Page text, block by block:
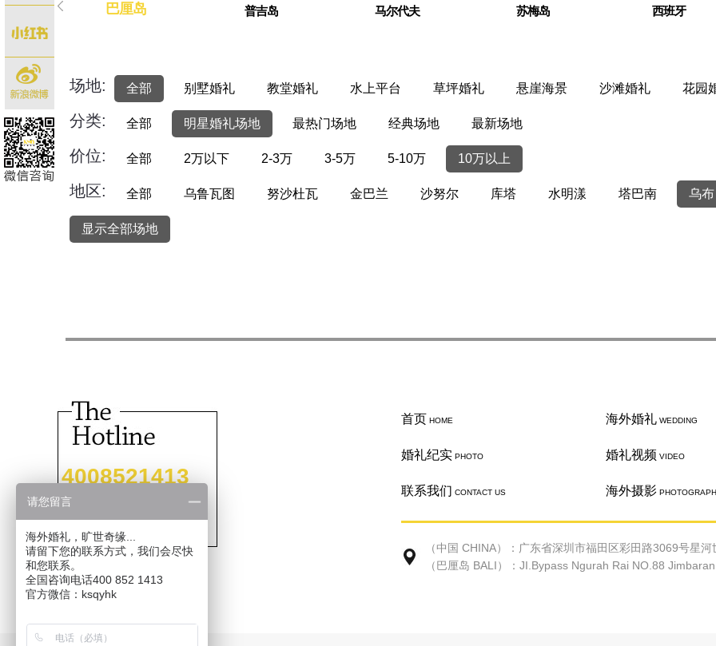
巴厘岛 普吉岛 马尔代夫 苏梅岛 西班牙
场地: 全部 别墅婚礼 教堂婚礼 水上平台 草坪婚礼 悬崖海景 沙滩婚礼 花园
分类: 全部 明星婚礼场地 最热门场地 经典场地 最新场地
价位: 全部 2万以下 2-3万 3-5万 5-10万 10万以上
地区: 全部 乌鲁瓦图 努沙杜瓦 金巴兰 沙努尔 库塔 水明漾 塔巴南 乌布
显示全部场地
4008521413
首页 HOME 海外婚礼 WEDDING
婚礼纪实 PHOTO 婚礼视频 VIDEO
联系我们 CONTACT US 海外摄影
（中国 CHINA）：广东省深圳市福田区彩田路3069号星
（巴厘岛 BALI）：JI.Bypass Ngurah Rai NO.88
请您留言
海外婚礼，旷世奇缘...
请留下您的联系方式，我们会尽快
和您联系。
全国咨询电话400 852 1413
官方微信：ksqyhk